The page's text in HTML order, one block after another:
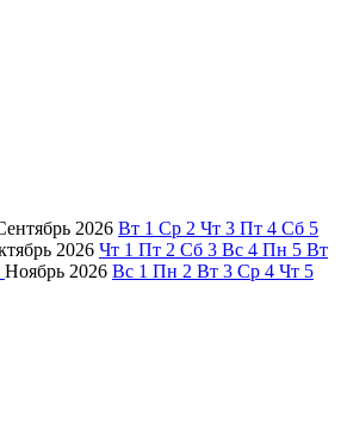
2026 Вт 1 Ср 2 Чт 3 Пт 4 Сб 5
2026 Чт 1 Пт 2 Сб 3 Вс 4 Пн 5 Вт
Ноябрь 2026 Вс 1 Пн 2 Вт 3 Ср 4 Чт 5